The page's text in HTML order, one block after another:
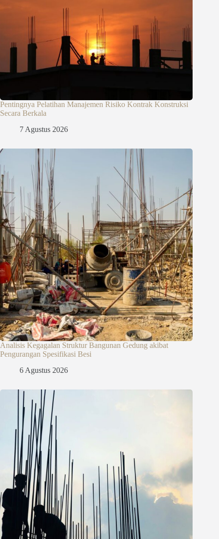
Pentingnya Pelatihan Manajemen Risiko Kontrak Konstruksi
Secara Berkala
7 Agustus 2026
Analisis Kegagalan Struktur Bangunan Gedung akibat
Pengurangan Spesifikasi Besi
6 Agustus 2026